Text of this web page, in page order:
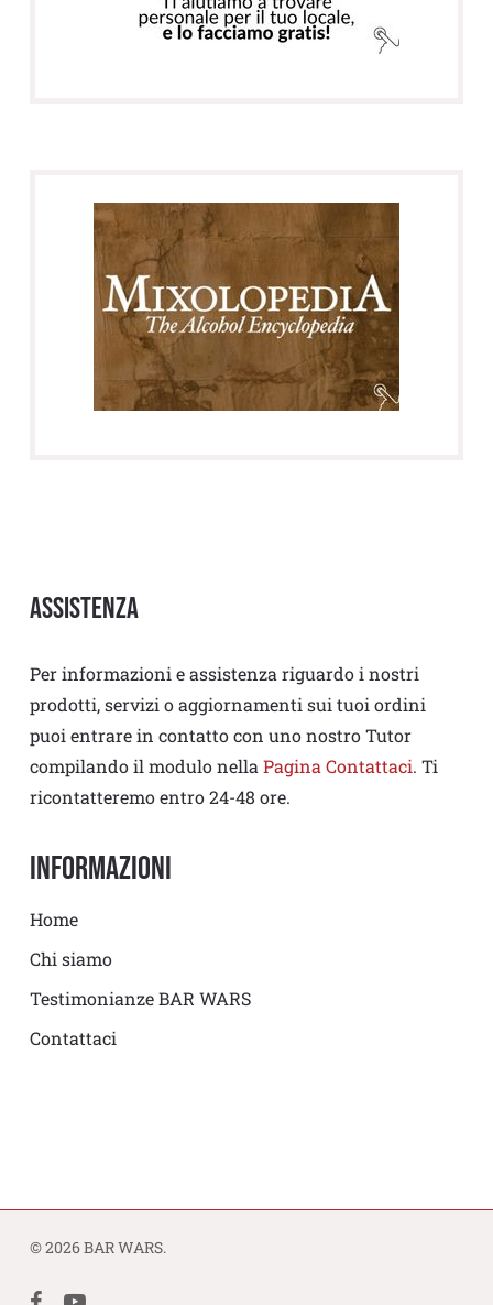
Assistenza
Per informazioni e assistenza riguardo i nostri
prodotti, servizi o aggiornamenti sui tuoi ordini
puoi entrare in contatto con uno nostro Tutor
compilando il modulo nellaPagina Contattaci. Ti
ricontatteremo entro 24-48 ore.
Informazioni
Home
Chi siamo
Testimonianze BAR WARS
Contattaci
© 2026 BAR WARS.